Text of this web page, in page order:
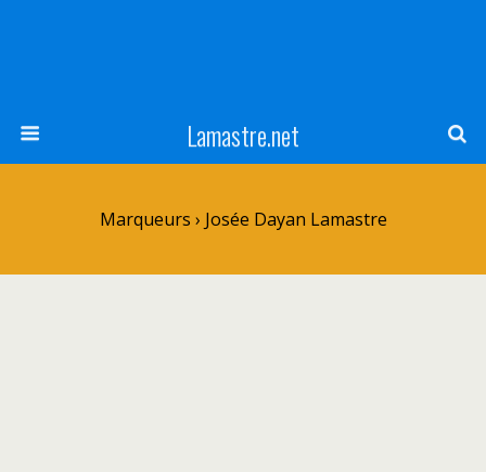
Lamastre.net
Marqueurs › Josée Dayan Lamastre